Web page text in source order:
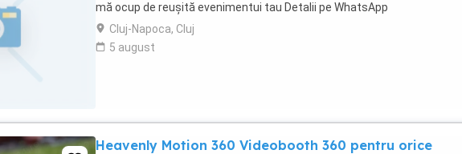
mă ocup de reușită evenimentui tau Detalii pe WhatsApp
Cluj-Napoca, Cluj
5 august
Heavenly Motion 360 Videobooth 360 pentru orice